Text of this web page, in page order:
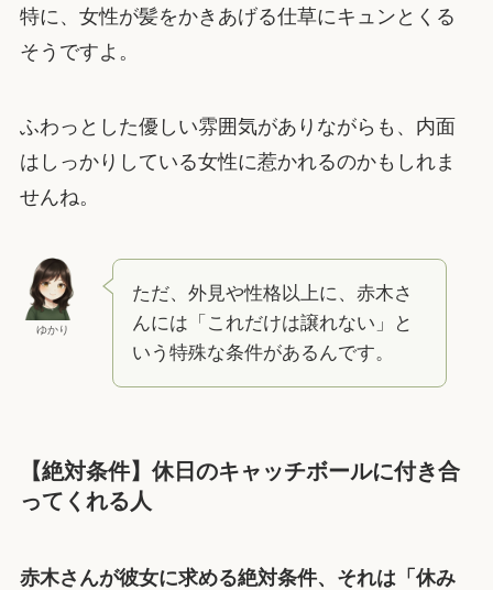
特に、女性が髪をかきあげる仕草にキュンとくる
そうですよ。
ふわっとした優しい雰囲気がありながらも、内面
はしっかりしている女性に惹かれるのかもしれま
せんね。
ゆかり
ただ、外見や性格以上に、赤木さ
んには「これだけは譲れない」と
いう特殊な条件があるんです。
【絶対条件】休日のキャッチボールに付き合
ってくれる人
赤木さんが彼女に求める絶対条件、それは「休み